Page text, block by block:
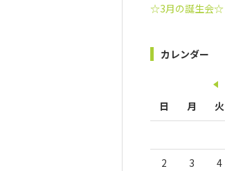
☆3月の誕生会☆
カレンダー
日
月 火
2 3 4